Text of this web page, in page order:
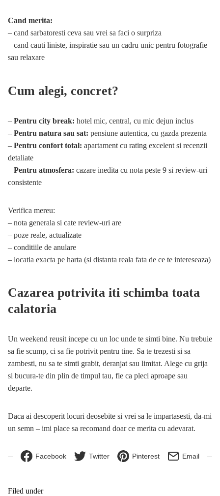
Cand merita:
– cand sarbatoresti ceva sau vrei sa faci o surpriza
– cand cauti liniste, inspiratie sau un cadru unic pentru fotografie
sau relaxare
Cum alegi, concret?
– Pentru city break: hotel mic, central, cu mic dejun inclus
– Pentru natura sau sat: pensiune autentica, cu gazda prezenta
– Pentru confort total: apartament cu rating excelent si recenzii
detaliate
– Pentru atmosfera: cazare inedita cu nota peste 9 si review-uri
consistente
Verifica mereu:
– nota generala si cate review-uri are
– poze reale, actualizate
– conditiile de anulare
– locatia exacta pe harta (si distanta reala fata de ce te intereseaza)
Cazarea potrivita iti schimba toata
calatoria
Un weekend reusit incepe cu un loc unde te simti bine. Nu trebuie
sa fie scump, ci sa fie potrivit pentru tine. Sa te trezesti si sa
zambesti, nu sa te simti grabit, deranjat sau limitat. Alege cu grija
si bucura-te din plin de timpul tau, fie ca pleci aproape sau
departe.
Daca ai descoperit locuri deosebite si vrei sa le impartasesti, da-mi
un semn – imi place sa recomand doar ce merita cu adevarat.
Facebook Twitter Pinterest Email
Filed under